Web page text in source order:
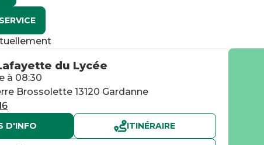
du Lycée
à 08:30
Brossolette 13120 Gardanne
D'INFO ITINÉRAIRE